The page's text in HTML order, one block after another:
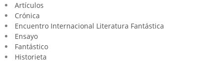
Artículos
Crónica
Encuentro Internacional Literatura Fantástica
Ensayo
Fantástico
Historieta